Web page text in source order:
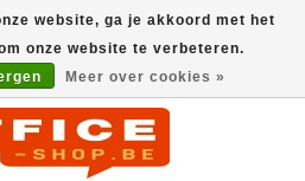
website, ga je akkoord met het
onze website te verbeteren.
Meer over cookies »